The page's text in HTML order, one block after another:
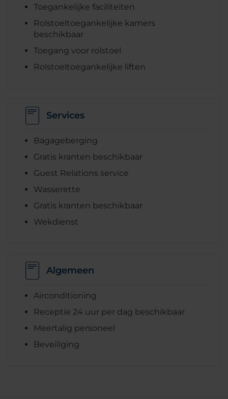
Toegankelijke faciliteiten
Rolstoeltoegankelijke kamers
beschikbaar
Toegang voor rolstoel
Rolstoeltoegankelijke liften
Services
Bagageberging
Gratis kranten beschikbaar
Guest Relations service
Wasserette
Gratis kranten beschikbaar
Wekdienst
Algemeen
Airconditioning
Receptie 24 uur per dag beschikbaar
Meertalig personeel
Beveiliging